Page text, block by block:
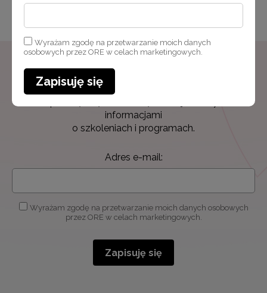
Newsletter ORE
informacjami
o szkoleniach i programach.
Adres e-mail:
Wyrażam zgodę na przetwarzanie moich danych osobowych
przez ORE w celach marketingowych.
Zapisuję się
Wyrażam zgodę na przetwarzanie moich danych
osobowych przez ORE w celach marketingowych.
Zapisuję się